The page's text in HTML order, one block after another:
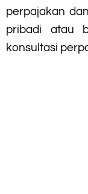
perpajakan
pribadi atau
konsultasi